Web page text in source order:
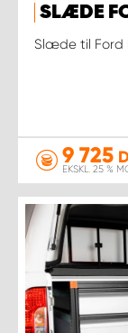
SLÆDE
Slæde til Ford
9 725
EKSKL. 25 %